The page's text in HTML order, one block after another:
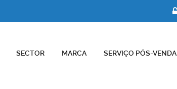
SECTOR MARCA SERVIÇO PÓS-VENDA